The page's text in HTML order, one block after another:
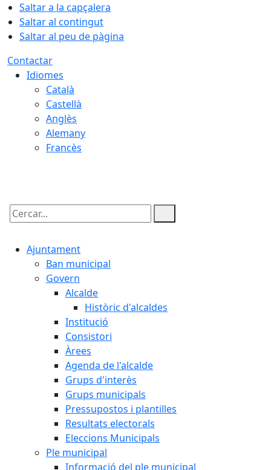
Saltar a la capçalera
Saltar al contingut
Saltar al peu de pàgina
Contactar
Idiomes
Català
Castellà
Anglès
Alemany
Francès
Cercar:
Ajuntament
Ban municipal
Govern
Alcalde
Històric d'alcaldes
Institució
Consistori
Àrees
Agenda de l'alcalde
Grups d'interès
Grups municipals
Pressupostos i plantilles
Resultats electorals
Eleccions Municipals
Ple municipal
Informació del ple municipal